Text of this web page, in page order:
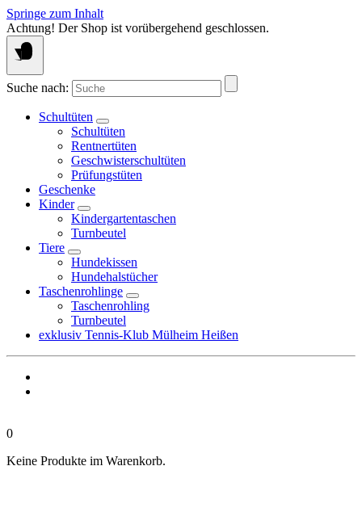
Springe zum Inhalt
Achtung! Der Shop ist vorübergehend geschlossen.
Suche nach:
Schultüten
Schultüten
Rentnertüten
Geschwisterschultüten
Prüfungstüten
Geschenke
Kinder
Kindergartentaschen
Turnbeutel
Tiere
Hundekissen
Hundehalstücher
Taschenrohlinge
Taschenrohling
Turnbeutel
exklusiv Tennis-Klub Mülheim Heißen
0
Keine Produkte im Warenkorb.